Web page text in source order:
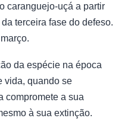
caranguejo-uçá a partir
terceira fase do defeso.
da espécie na época
vida, quando se
compromete a sua
à sua extinção.